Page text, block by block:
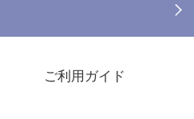
ご利用ガイド